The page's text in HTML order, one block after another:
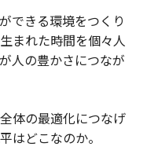
できる環境をつくり
まれた時間を個々人
人の豊かさにつなが
体の最適化につなげ
はどこなのか。